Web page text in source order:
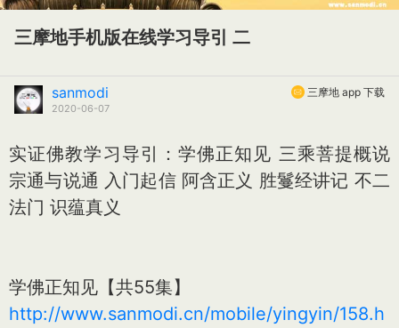
三摩地手机版在线学习导引 二
三摩地 app 下载
sanmodi
2020-06-07
实证佛教学习导引：学佛正知见 三乘菩提概说
宗通与说通 入门起信 阿含正义 胜鬘经讲记 不二
法门 识蕴真义
学佛正知见【共55集】
http://www.sanmodi.cn/mobile/yingyin/158.h